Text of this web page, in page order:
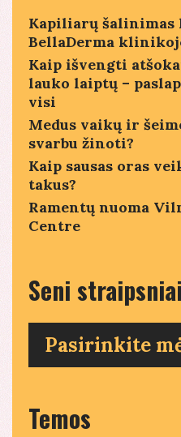
Kapiliarų šalinimas
BellaDerma
Kaip išvengti
lauko laiptų –
visi
Medus vaikų ir
svarbu žinoti?
Kaip sausas oras
takus?
Ramentų nuoma
Centre
Seni straipsniai
straipsniai
Temos